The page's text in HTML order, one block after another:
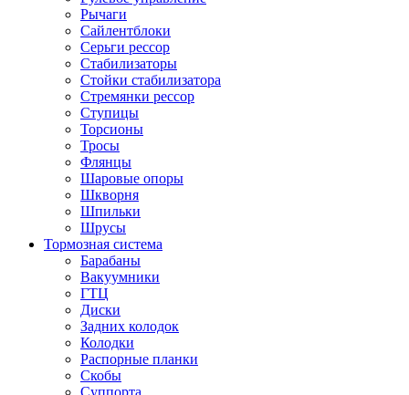
Рычаги
Сайлентблоки
Серьги рессор
Стабилизаторы
Стойки стабилизатора
Стремянки рессор
Ступицы
Торсионы
Тросы
Флянцы
Шаровые опоры
Шкворня
Шпильки
Шрусы
Тормозная система
Барабаны
Вакуумники
ГТЦ
Диски
Задних колодок
Колодки
Распорные планки
Скобы